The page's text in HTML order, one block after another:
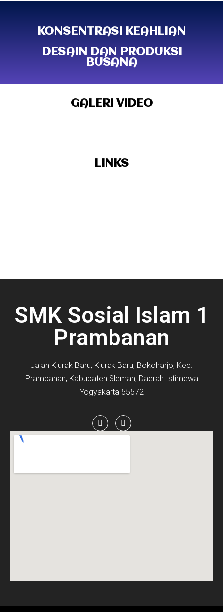
KONSENTRASI KEAHLIAN
DESAIN DAN PRODUKSI
BUSANA
GALERI VIDEO
LINKS
SMK Sosial Islam 1
Prambanan
Jalan Klurak Baru, Klurak Baru, Bokoharjo, Kec.
Prambanan, Kabupaten Sleman, Daerah Istimewa
Yogyakarta 55572